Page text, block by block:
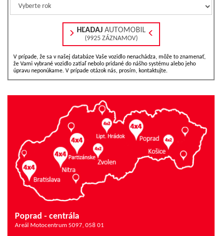
HĽADAJAUTOMOBIL
(9925 ZÁZNAMOV)
V prípade, že sa v našej databáze Vaše vozidlo nenachádza, môže to znamenať,
že Vami vybrané vozidlo zatiaľ nebolo pridané do nášho systému alebo jeho
úpravu neponúkame. V prípade otázok nás, prosím, kontaktujte.
Poprad - centrála
Areál Motocentrum 5097, 058 01